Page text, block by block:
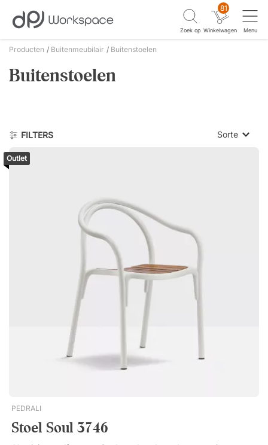
Zoek op
81
Winkelwagen Menu
Producten Buitenmeubilair Buitenstoelen
Buitenstoelen
FILTERS Sorte
Outlet
PEDRALI
Stoel Soul 3746